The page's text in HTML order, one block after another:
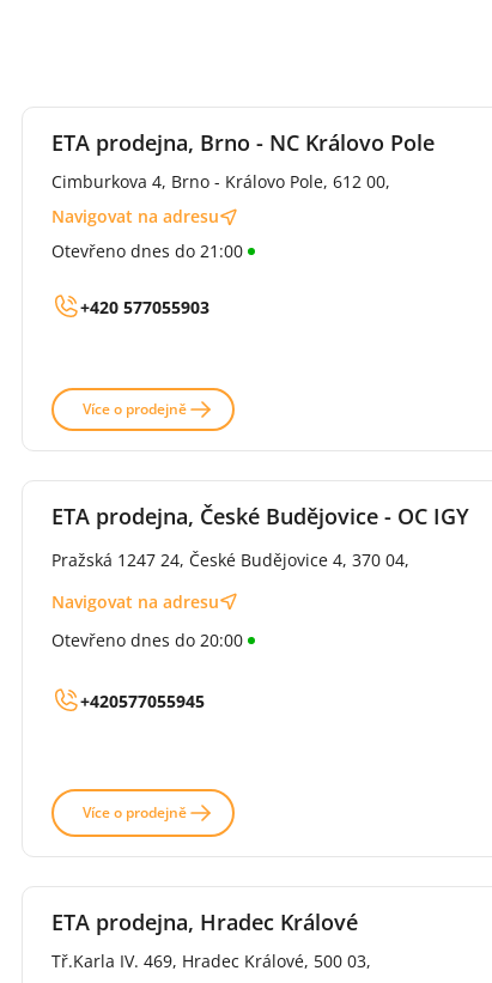
ETA prodejna, Brno - NC Královo Pole
Cimburkova 4, Brno - Královo Pole, 612 00,
Navigovat na adresu
Otevřeno dnes do 21:00
+420 577055903
Více o prodejně
ETA prodejna, České Budějovice - OC IGY
Pražská 1247 24, České Budějovice 4, 370 04,
Navigovat na adresu
Otevřeno dnes do 20:00
+420577055945
Více o prodejně
ETA prodejna, Hradec Králové
Tř.Karla IV. 469, Hradec Králové, 500 03,